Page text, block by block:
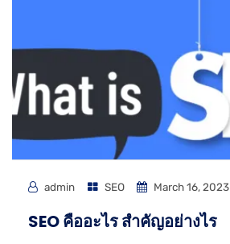
admin SEO March 16, 2023
SEO คืออะไร สำคัญอย่างไร